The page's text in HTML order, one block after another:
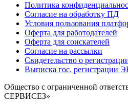
Политика
Согласие на обработку ПД
Условия пользования
Оферта для работодателей
Оферта для соискателей
Согласие на рассылки
Свидетельство о
Выписка гос. регистрации
Общество с ограниченной
СЕРВИСЕЗ»